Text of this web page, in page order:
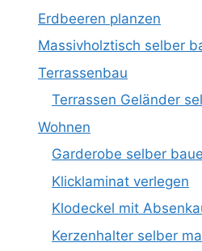
Erdbeeren planzen
Massivholztisch selber
Terrassenbau
Terrassen Geländer
Wohnen
Garderobe selber
Klicklaminat verlegen
Klodeckel mit
Kerzenhalter selber